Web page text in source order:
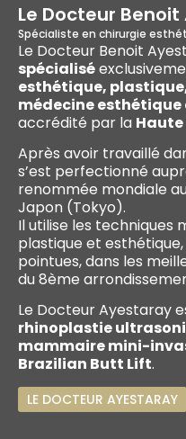
Le Docteur
Spécialiste en chirurgie
Le Docteur Benoit
spécialisé
esthétique,
médecine esthétique
accrédité par la
Après avoir travaillé
s’est perfectionné
renommée mondiale
Japon (Tokyo).
Il utilise les techniques
plastique et
pointues, dans les
du 8ème
Le Docteur Ayestaray
rhinoplastie
mammaire mini-
Brazilian Butt Lift.
LE DOCTEUR AYESTARAY